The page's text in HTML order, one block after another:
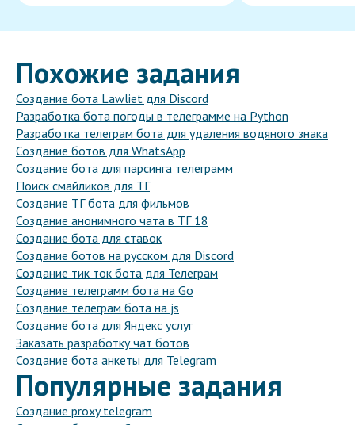
Похожие задания
Создание бота Lawliet для Discord
Разработка бота погоды в телеграмме на Python
Разработка телеграм бота для удаления водяного знака
Создание ботов для WhatsApp
Создание бота для парсинга телеграмм
Поиск смайликов для ТГ
Создание ТГ бота для фильмов
Создание анонимного чата в ТГ 18
Создание бота для ставок
Создание ботов на русском для Discord
Создание тик ток бота для Телеграм
Создание телеграмм бота на Go
Создание телеграм бота на js
Создание бота для Яндекс услуг
Заказать разработку чат ботов
Создание бота анкеты для Telegram
Популярные задания
Создание proxy telegram